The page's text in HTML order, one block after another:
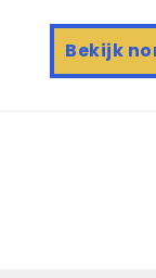
Bekijk